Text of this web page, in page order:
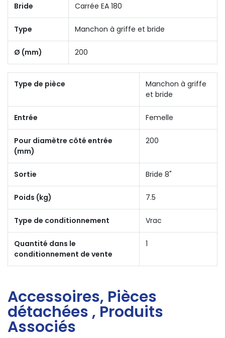
Bride Carrée EA 180
Type Manchon à griffe et bride
Ø (mm) 200
Type de pièce
Manchon à griffe
et bride
Entrée Femelle
Pour diamètre côté entrée
(mm)
200
Sortie Bride 8"
Poids (kg) 7.5
Type de conditionnement Vrac
Quantité dans le
conditionnement de vente
1
Accessoires, Pièces
détachées , Produits
Associés